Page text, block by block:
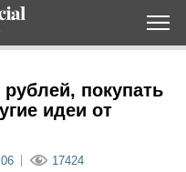
покупать
идеи от
17424